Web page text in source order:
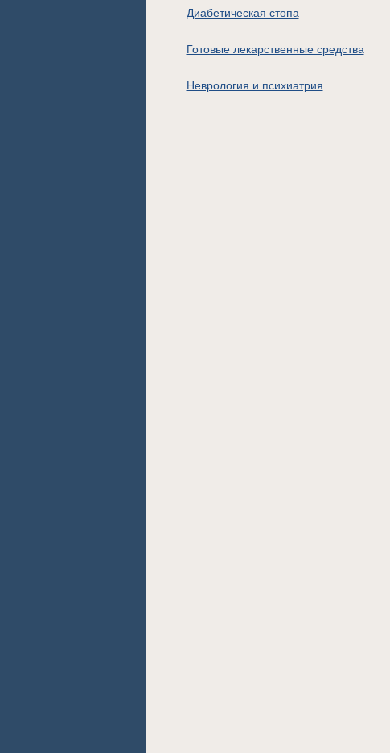
Диабетическая стопа
Готовые лекарственные средства
Неврология и психиатрия